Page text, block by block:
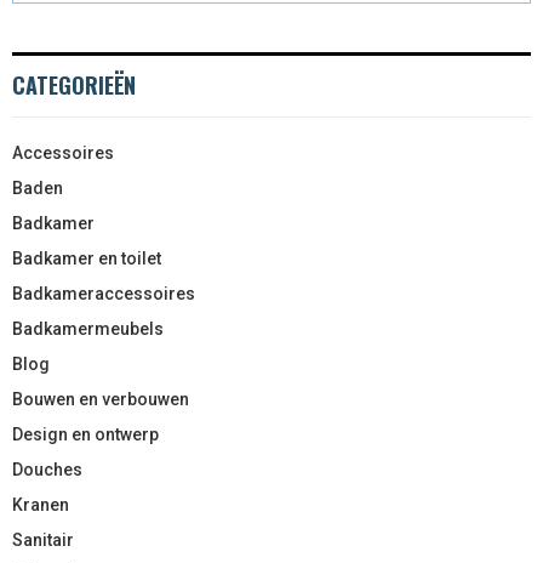
CATEGORIEËN
Accessoires
Baden
Badkamer
Badkamer en toilet
Badkameraccessoires
Badkamermeubels
Blog
Bouwen en verbouwen
Design en ontwerp
Douches
Kranen
Sanitair